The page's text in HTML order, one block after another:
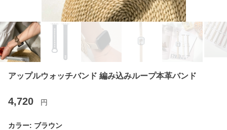
アップルウォッチバンド 編み込みループ本革バンド
4,720 円
カラー: ブラウン